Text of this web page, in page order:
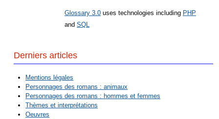
Glossary 3.0 uses technologies including PHP
and SQL
Derniers articles
Mentions légales
Personnages des romans : animaux
Personnages des romans : hommes et femmes
Thèmes et interprétations
Oeuvres